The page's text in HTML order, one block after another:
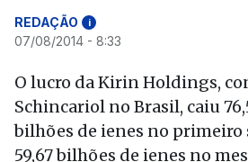
REDAÇÃO i
07/08/2014 - 8:33
O lucro da Kirin Holdings,
Schincariol no Brasil, caiu
bilhões de ienes no primeiro
59,67 bilhões de ienes no